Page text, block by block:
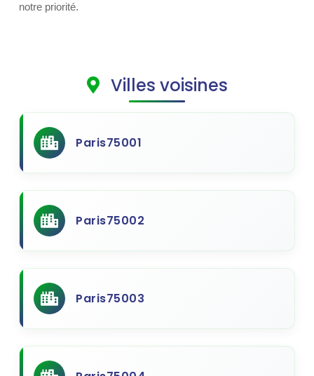
notre priorité.
Villes voisines
Paris75001
Paris75002
Paris75003